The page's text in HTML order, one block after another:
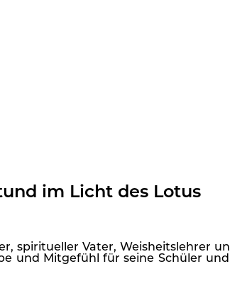
und im Licht des Lotus
spiritueller Vater, Weisheitslehrer
und Mitgefühl für seine Schüler